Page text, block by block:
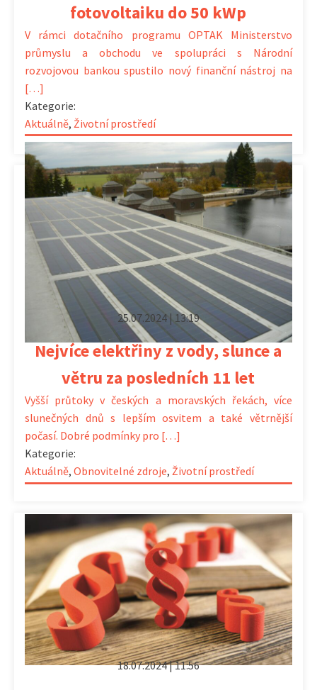
fotovoltaiku do 50 kWp
V rámci dotačního programu OPTAK Ministerstvo
průmyslu a obchodu ve spolupráci s Národní
rozvojovou bankou spustilo nový finanční nástroj na
[…]
Kategorie:
Aktuálně, Životní prostředí
25.07.2024 | 13:19
Nejvíce elektřiny z vody, slunce a
větru za posledních 11 let
Vyšší průtoky v českých a moravských řekách, více
slunečných dnů s lepším osvitem a také větrnější
počasí. Dobré podmínky pro […]
Kategorie:
Aktuálně, Obnovitelné zdroje, Životní prostředí
18.07.2024 | 11:56